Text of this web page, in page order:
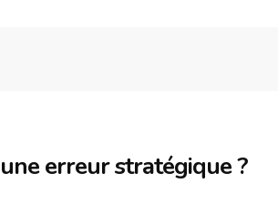
erreur stratégique ?